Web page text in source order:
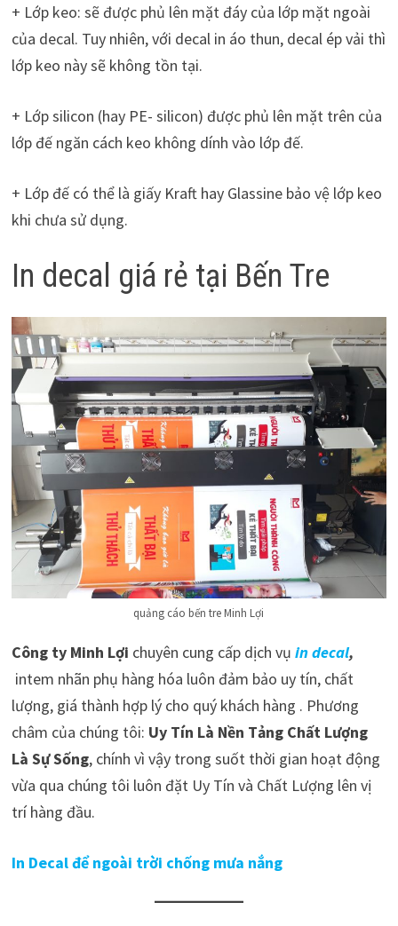
+ Lớp keo: sẽ được phủ lên mặt đáy của lớp mặt ngoài
của decal. Tuy nhiên, với decal in áo thun, decal ép vải thì
lớp keo này sẽ không tồn tại.
+ Lớp silicon (hay PE- silicon) được phủ lên mặt trên của
lớp đế ngăn cách keo không dính vào lớp đế.
+ Lớp đế có thể là giấy Kraft hay Glassine bảo vệ lớp keo
khi chưa sử dụng.
In decal giá rẻ tại Bến Tre
quảng cáo bến tre Minh Lợi
Công ty Minh Lợi chuyên cung cấp dịch vụ in decal,
intem nhãn phụ hàng hóa luôn đảm bảo uy tín, chất
lượng, giá thành hợp lý cho quý khách hàng . Phương
châm của chúng tôi: Uy Tín Là Nền Tảng Chất Lượng
Là Sự Sống, chính vì vậy trong suốt thời gian hoạt động
vừa qua chúng tôi luôn đặt Uy Tín và Chất Lượng lên vị
trí hàng đầu.
In Decal để ngoài trời chống mưa nắng